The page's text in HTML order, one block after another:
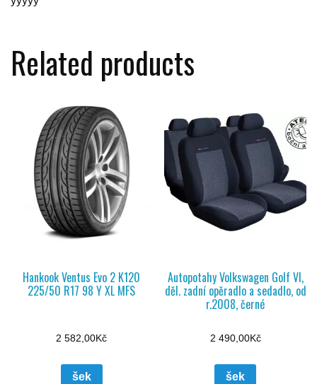
Related products
Hankook Ventus Evo 2 K120
225/50 R17 98 Y XL MFS
2 582,00Kč
šek
Autopotahy Volkswagen Golf VI,
děl. zadní opěradlo a sedadlo, od
r.2008, černé
2 490,00Kč
šek